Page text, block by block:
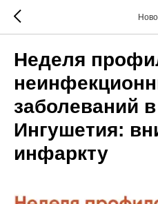
Неделя
заболеваний
Ингушетия:
инфаркту